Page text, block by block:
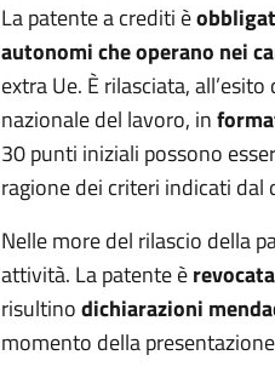
La patente a crediti è
autonomi che operano nei
extra Ue. È rilasciata,
nazionale del lavoro, in
30 punti iniziali possono
ragione dei criteri indicati dal
Nelle more del rilascio della
attività. La patente èrevocata
risultinodichiarazioni
momento della